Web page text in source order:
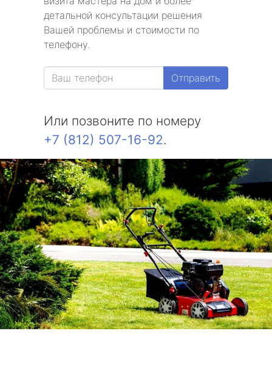
детальной консультации решения
Вашей проблемы и стоимости по
телефону.
Отправить
Или позвоните по номеру
+7 (812) 507-16-92.